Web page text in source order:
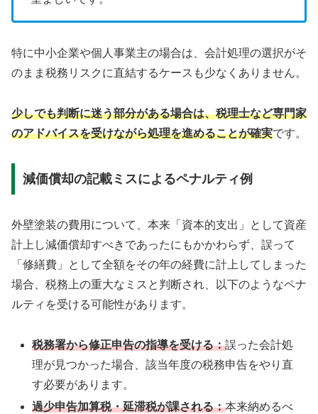
特に中小企業や個人事業主の場合は、会計処理の選択がそ
のまま税務リスクに直結するケースも少なくありません。
少しでも判断に迷う部分がある場合は、税理士など専門家
のアドバイスを受けながら処理を進めることが確実です。
減価償却の記載ミスによるペナルティ例
外壁塗装の費用について、本来「資本的支出」として資産
計上し減価償却すべきであったにもかかわらず、誤って
「修繕費」として全額をその年の経費に計上してしまった
場合、税務上の重大なミスと判断され、以下のようなペナ
ルティを受ける可能性があります。
税務署から修正申告の指導を受ける：誤った会計処
理が見つかった場合、該当年度の税務申告をやり直
す必要があります。
過少申告加算税・延滞税が課される：本来納めるべ